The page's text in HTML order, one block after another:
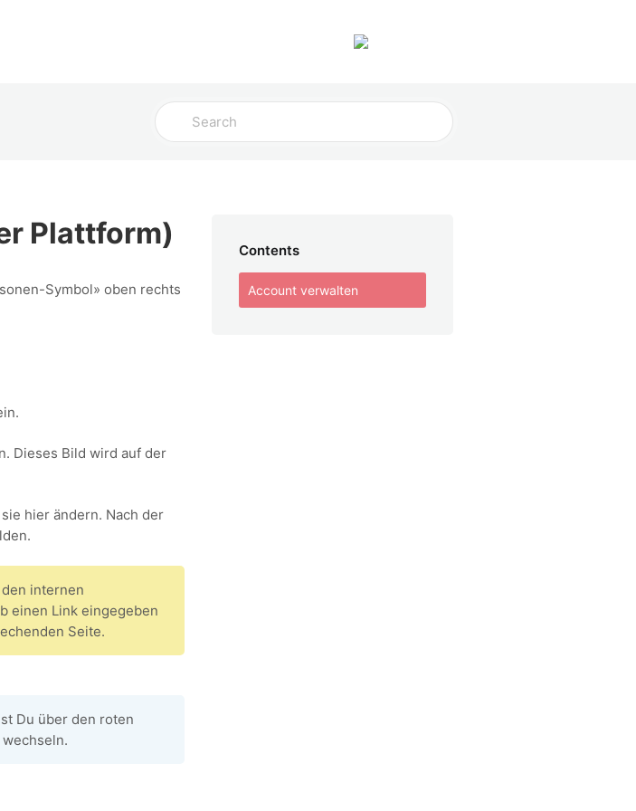
Search
For
Plattform)
Symbol» oben rechts
Dieses Bild wird auf der
hier ändern. Nach der
internen
einen Link eingegeben
Seite.
Du über den roten
Contents
Account verwalten